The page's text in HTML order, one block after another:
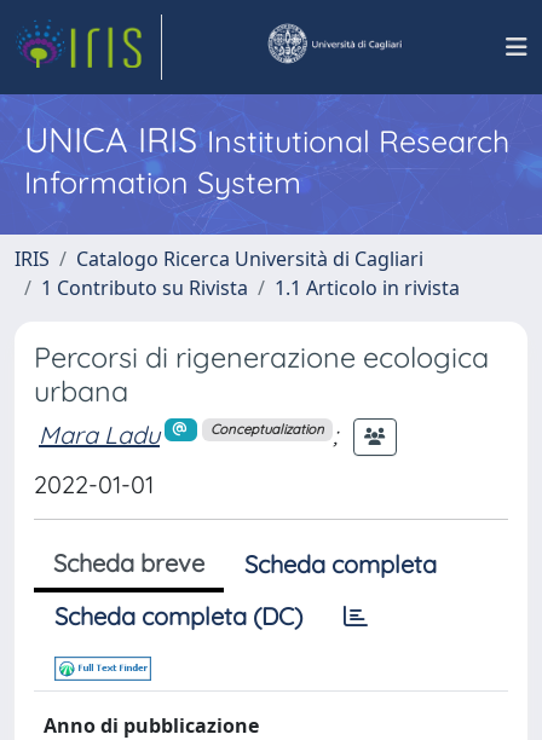
UNICA IRISInstitutional Research
Information System
IRIS
Catalogo Ricerca Università di Cagliari
1 Contributo su Rivista
1.1 Articolo in rivista
Percorsi di rigenerazione ecologica
urbana
Mara Ladu Conceptualization
;
2022-01-01
Scheda breve
Scheda completa
Scheda completa (DC)
Anno di pubblicazione